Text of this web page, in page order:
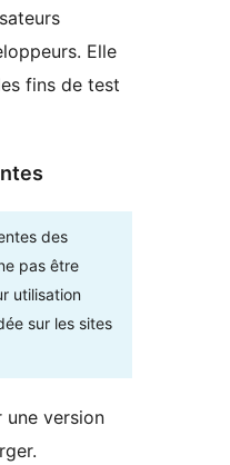
Elle
fins de test
des
pas être
utilisation
sur les sites
une version